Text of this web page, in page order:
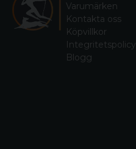
Varumärken
Kontakta oss
Köpvillkor
Integritetspolicy
Blogg